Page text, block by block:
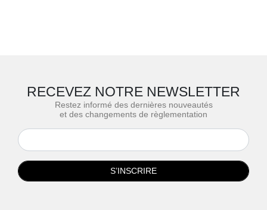
RECEVEZ NOTRE NEWSLETTER
Restez informé des dernières nouveautés
et des changements de règlementation
S’INSCRIRE